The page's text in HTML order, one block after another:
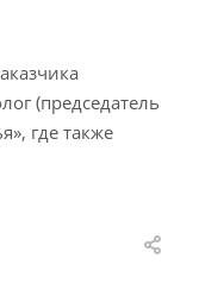
(председатель
где также